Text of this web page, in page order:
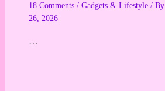
18 Comments / Gadgets & Lifestyle/ By
26, 2026
…